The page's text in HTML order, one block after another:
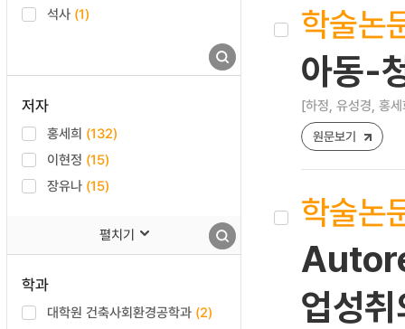
석사 (1)
저자
홍세희 (132)
이현정 (15)
장유나 (15)
펼치기
학과
대학원 건축사회환경공학과 (2)
학술논
아동-
[하정, 유성경, 홍
원문보기
학술논
업성